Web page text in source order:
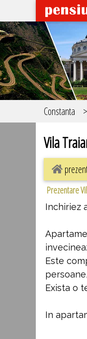
Constanta >
Vila
Prezentare
Inchiriez
Este
Exista o
In